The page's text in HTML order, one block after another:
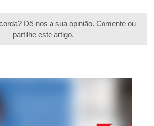
Dê-nos a sua opinião. Comenteou
partilhe este artigo.